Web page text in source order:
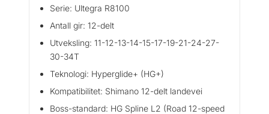
Serie: Ultegra R8100
Antall gir: 12-delt
Utveksling: 11-12-13-14-15-17-19-21-24-27-
30-34T
Teknologi: Hyperglide+ (HG+)
Kompatibilitet: Shimano 12-delt landevei
Boss-standard: HG Spline L2 (Road 12-speed